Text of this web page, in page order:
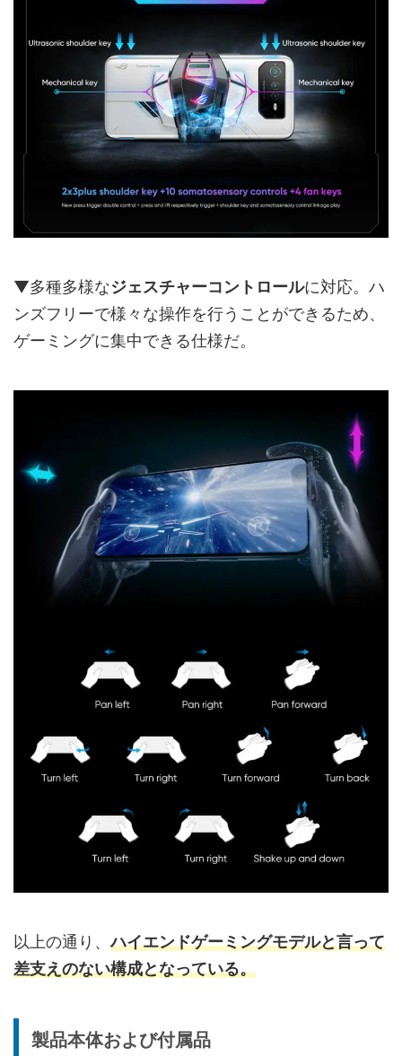
▼多種多様なジェスチャーコントロールに対応。ハ
ンズフリーで様々な操作を行うことができるため、
ゲーミングに集中できる仕様だ。
以上の通り、ハイエンドゲーミングモデルと言って
差支えのない構成となっている。
製品本体および付属品